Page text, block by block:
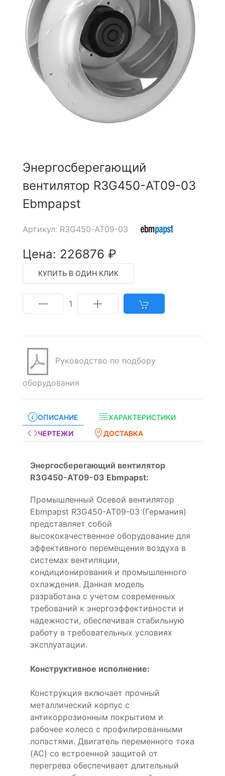
Энергосберегающий
вентилятор R3G450-AT09-03
Ebmpapst
Артикул: R3G450-AT09-03
Цена: 226876 ₽
КУПИТЬ В ОДИН КЛИК
1
Руководство по подбору
оборудования
ОПИСАНИЕ
ХАРАКТЕРИСТИКИ
ЧЕРТЕЖИ
ДОСТАВКА
Энергосберегающий вентилятор
R3G450-AT09-03 Ebmpapst:
Промышленный Осевой вентилятор
Ebmpapst R3G450-AT09-03 (Германия)
представляет собой
высококачественное оборудование для
эффективного перемещения воздуха в
системах вентиляции,
кондиционирования и промышленного
охлаждения. Данная модель
разработана с учетом современных
требований к энергоэффективности и
надежности, обеспечивая стабильную
работу в требовательных условиях
эксплуатации.
Конструктивное исполнение:
Конструкция включает прочный
металлический корпус с
антикоррозионным покрытием и
рабочее колесо с профилированными
лопастями. Двигатель переменного тока
(AC) со встроенной защитой от
перегрева обеспечивает длительный